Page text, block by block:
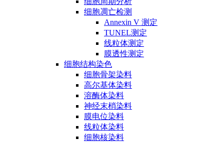
细胞凋亡检测
Annexin V 测定
TUNEL测定
线粒体测定
膜透性测定
细胞结构染色
细胞骨架染料
高尔基体染料
溶酶体染料
神经末梢染料
膜电位染料
线粒体染料
细胞核染料